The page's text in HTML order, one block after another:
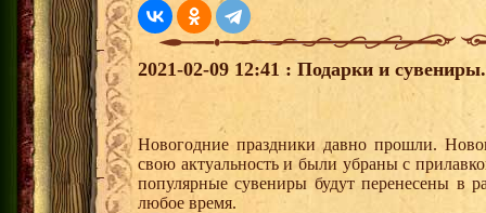
2021-02-09 12:41 : Подарки и сувениры.
Новогодние праздники давно прошли.
свою актуальность и были убраны с
популярные сувениры будут перенесены в
любое время.